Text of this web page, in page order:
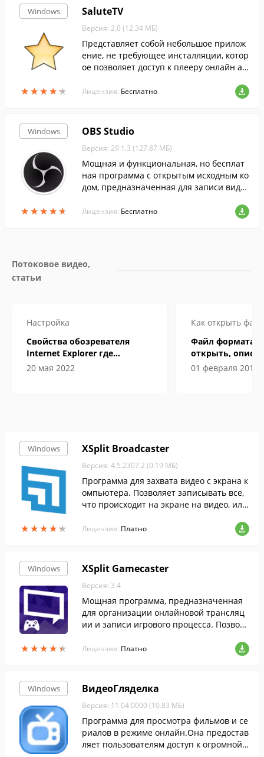
Windows
★★★★★
★★★★★
SaluteTV
Версия: 2.0 (12.34 МБ)
Представляет собой небольшое прилож
ение, не требующее инсталляции, котор
ое позволяет доступ к плееру онлайн аг
Лицензия: Бесплатно
Windows
★★★★★
★★★★★
OBS Studio
Версия: 29.1.3 (127.87 МБ)
Мощная и функциональная, но бесплат
ная программа с открытым исходным ко
дом, предназначенная для записи виде
Лицензия: Бесплатно
Потоковое видео,
статьи
Настройка
Свойства обозревателя
Internet Explorer где
находится
20 мая 2022
Как открыть файл
Файл формата
открыть,
особенности
01 февраля 2019
Windows
★★★★★
★★★★★
XSplit Broadcaster
Версия: 4.5.2307.2 (0.19 МБ)
Программа для захвата видео с экрана к
омпьютера. Позволяет записывать все,
что происходит на экране на видео, или
рживает все популярные карты захват
Лицензия: Платно
Windows
★★★★★
★★★★★
XSplit Gamecaster
Версия: 3.4
Мощная программа, предназначенная
для организации онлайновой трансляц
ии и записи игрового процесса. Позволя
компьютера, так и с современных игров
Лицензия: Платно
Windows ВидеоГляделка
Версия: 11.04.0000 (10.83 МБ)
Программа для просмотра фильмов и се
риалов в режиме онлайн.Она предостав
ляет пользователям доступ к огромной к